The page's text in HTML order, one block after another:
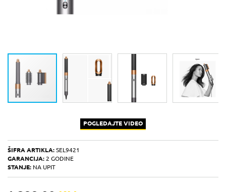
POGLEDAJTE VIDEO
ŠIFRA ARTIKLA: SEL9421
GARANCIJA: 2 GODINE
STANJE: NA UPIT